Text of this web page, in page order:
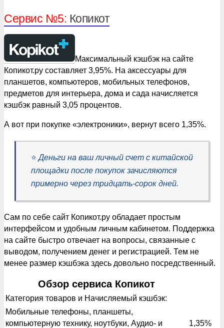
Сервис №5: Копикот
Максимальный кэшбэк на сайте
Копикот.ру составляет 3,95%. На аксессуары для
планшетов, компьютеров, мобильных телефонов,
предметов для интерьера, дома и сада начисляется
кэшбэк равный 3,05 процентов.
А вот при покупке «электроники», вернут всего 1,35%.
⭐️ Деньги на ваш личный счет с китайской
площадки после покупок зачисляются
примерно через тридцать-сорок дней.
Сам по себе сайт Копикот.ру обладает простым
интерфейсом и удобным личным кабинетом. Поддержка
на сайте быстро отвечает на вопросы, связанные с
выводом, получением денег и регистрацией. Тем не
менее размер кэшбэка здесь довольно посредственный.
Обзор сервиса Копикот
Категория товаров и Начисляемый кэшбэк:
Мобильные телефоны, планшеты,
компьютерную технику, ноутбуки, Аудио- и
1,35%